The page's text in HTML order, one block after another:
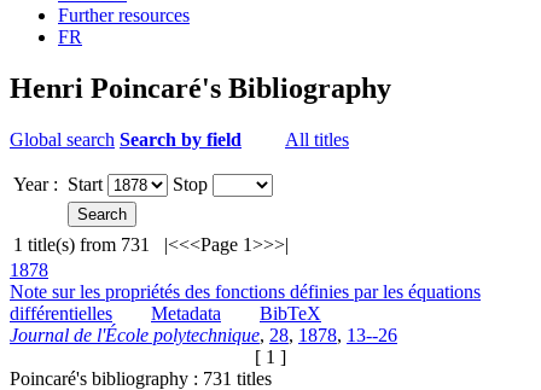
Further resources
FR
Henri Poincaré's Bibliography
Global search Search by field All titles
Year : Start Stop
1 title(s) from 731 |<<<Page 1>>>|
1878
Note sur les propriétés des fonctions définies par les équations
différentielles
Metadata
BibTeX
Journal de l'École polytechnique, 28, 1878, 13--26
[ 1 ]
Poincaré's bibliography : 731 titles